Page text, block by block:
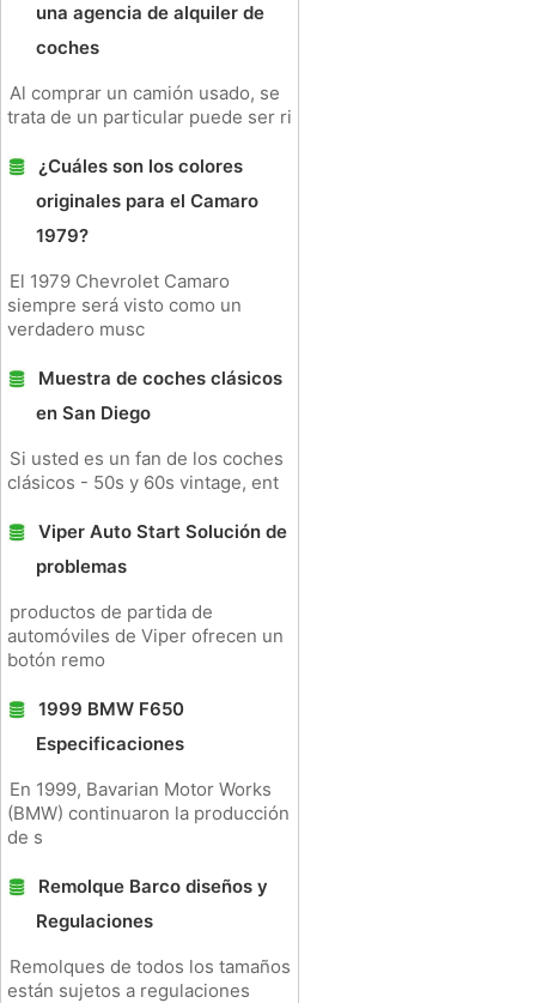
una agencia de alquiler de
coches
Al comprar un camión usado, se
trata de un particular puede ser ri
¿Cuáles son los colores
originales para el Camaro
1979?
El 1979 Chevrolet Camaro
siempre será visto como un
verdadero musc
Muestra de coches clásicos
en San Diego
Si usted es un fan de los coches
clásicos - 50s y 60s vintage, ent
Viper Auto Start Solución de
problemas
productos de partida de
automóviles de Viper ofrecen un
botón remo
1999 BMW F650
Especificaciones
En 1999, Bavarian Motor Works
(BMW) continuaron la producción
de s
Remolque Barco diseños y
Regulaciones
Remolques de todos los tamaños
están sujetos a regulaciones